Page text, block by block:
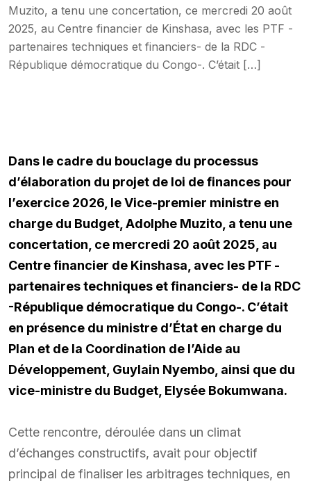
Muzito, a tenu une concertation, ce mercredi 20 août
2025, au Centre financier de Kinshasa, avec les PTF -
partenaires techniques et financiers- de la RDC -
République démocratique du Congo-. C’était […]
Dans le cadre du bouclage du processus
d’élaboration du projet de loi de finances pour
l’exercice 2026, le Vice-premier ministre en
charge du Budget, Adolphe Muzito, a tenu une
concertation, ce mercredi 20 août 2025, au
Centre financier de Kinshasa, avec les PTF -
partenaires techniques et financiers- de la RDC
-République démocratique du Congo-. C’était
en présence du ministre d’État en charge du
Plan et de la Coordination de l’Aide au
Développement, Guylain Nyembo, ainsi que du
vice-ministre du Budget, Elysée Bokumwana.
Cette rencontre, déroulée dans un climat
d’échanges constructifs, avait pour objectif
principal de finaliser les arbitrages techniques, en